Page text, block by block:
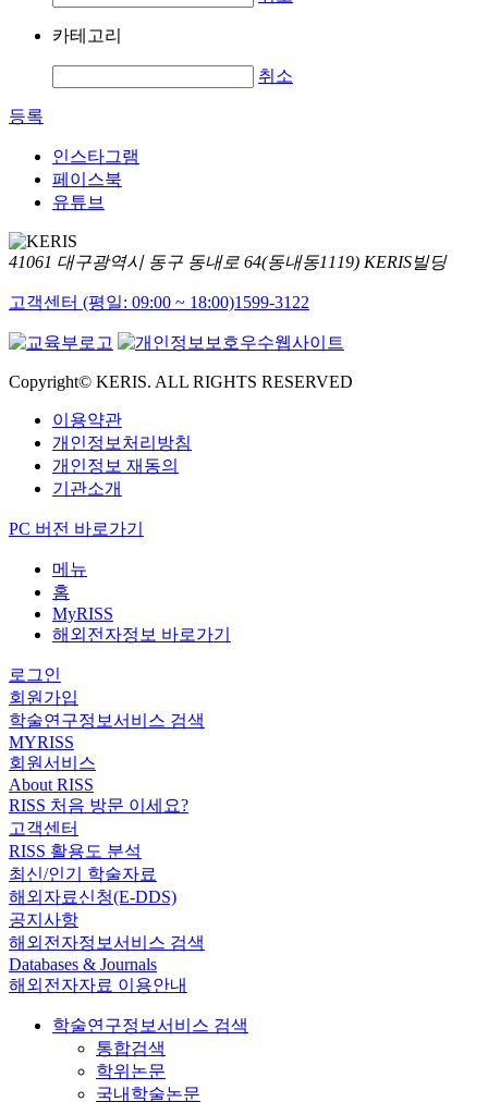
카테고리
취소
등록
인스타그램
페이스북
유튜브
41061 대구광역시 동구 동내로 64(동내동1119) KERIS빌딩
고객센터 (평일: 09:00 ~ 18:00)1599-3122
Copyright© KERIS. ALL RIGHTS RESERVED
이용약관
개인정보처리방침
개인정보 재동의
기관소개
PC 버전 바로가기
메뉴
홈
MyRISS
해외전자정보 바로가기
로그인
회원가입
학술연구정보서비스 검색
MYRISS
회원서비스
About RISS
RISS 처음 방문 이세요?
고객센터
RISS 활용도 분석
최신/인기 학술자료
해외자료신청(E-DDS)
공지사항
해외전자정보서비스 검색
Databases & Journals
해외전자자료 이용안내
학술연구정보서비스 검색
통합검색
학위논문
국내학술논문